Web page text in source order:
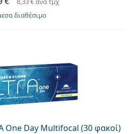
διαθέσιμο
One Day Multifocal (30 φακοί)